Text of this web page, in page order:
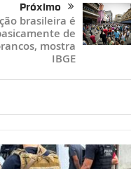
Próximo
brasileira é
de
mostra
IBGE